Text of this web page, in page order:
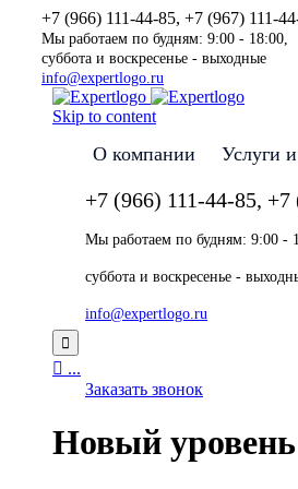
+7 (966) 111-44-85, +7 (967) 111-
Мы работаем по будням: 9:00 - 18:00,
суббота и воскресенье - выходные
info@expertlogo.ru
Skip to content
О компании Услуги
+7 (966) 111-44-85,
Мы работаем по будням: 9:00 -
суббота и воскресенье -
info@expertlogo.ru

 ...
Заказать звонок
Новый